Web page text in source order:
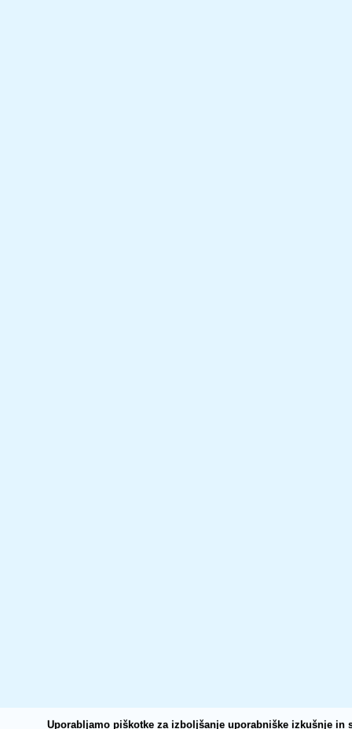
Uporabljamo piškotke za izboljšanje uporabniške izkušnje in